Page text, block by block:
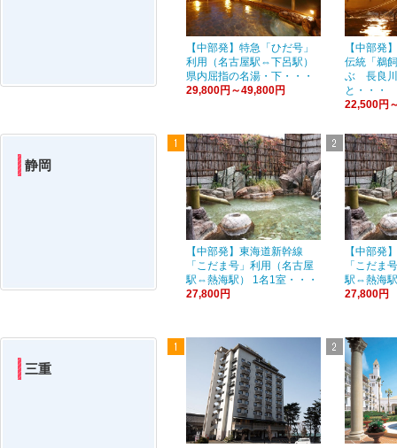
【中部発】特急「ひだ号」
利用（名古屋駅⇔下呂駅）
県内屈指の名湯・下・・・
29,800円～49,800円
【中部発
伝統「鵜
ぶ 長良川
と・・・
22,500円
静岡
【中部発】東海道新幹線
「こだま号」利用（名古屋
駅⇔熱海駅） 1名1室・・・
27,800円
【中部発
「こだま
駅⇔熱海
27,800円
三重